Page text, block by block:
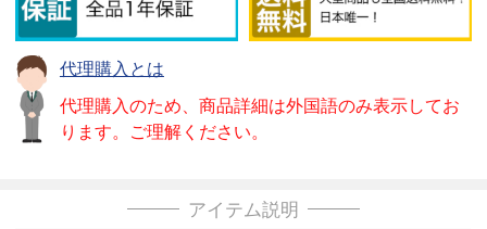
代理購入とは
代理購入のため、商品詳細は外国語のみ表示してお
ります。ご理解ください。
アイテム説明